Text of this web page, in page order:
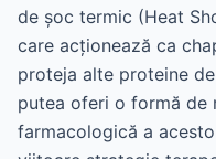
de șoc termic (Heat
care acționează ca
proteja alte proteine
putea oferi o formă de
farmacologică a